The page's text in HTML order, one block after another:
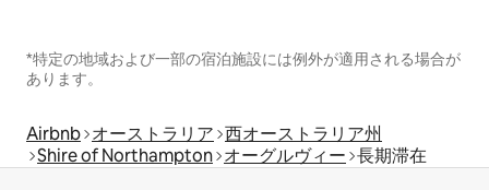
*特定の地域および一部の宿泊施設には例外が適用される場合が
あります。
Airbnb オーストラリア 西オーストラリア州
Shire of Northampton オーグルヴィー 長期滞在